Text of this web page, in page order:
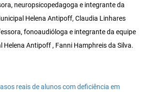
neuropsicopedagoga e integrante da
Helena Antipoff, Claudia Linhares
fonoaudióloga e integrante da equipe
Antipoff , Fanni Hamphreis da Silva.
reais de alunos com deficiência em